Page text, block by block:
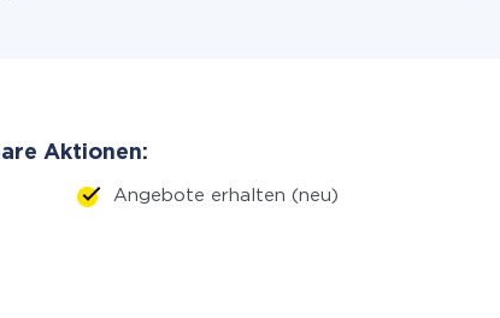
Aktionen:
Angebote erhalten (neu)